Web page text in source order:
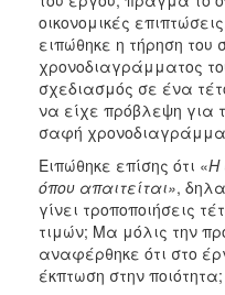
οικονομικές
ειπώθηκε η τήρηση του
χρονοδιαγράμματος
σχεδιασμός σε ένα
να είχε πρόβλεψη για
σαφή
Ειπώθηκε επίσης ότι «Η
όπου απαιτείται»,
γίνει τροποποιήσεις
τιμών; Μα μόλις την
αναφέρθηκε ότι στο
έκπτωση στην ποιότητα;